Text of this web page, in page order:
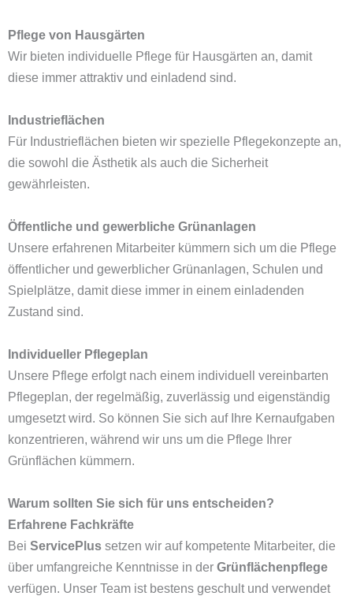
Pflege von Hausgärten
Wir bieten individuelle Pflege für Hausgärten an, damit
diese immer attraktiv und einladend sind.
Industrieflächen
Für Industrieflächen bieten wir spezielle Pflegekonzepte an,
die sowohl die Ästhetik als auch die Sicherheit
gewährleisten.
Öffentliche und gewerbliche Grünanlagen
Unsere erfahrenen Mitarbeiter kümmern sich um die Pflege
öffentlicher und gewerblicher Grünanlagen, Schulen und
Spielplätze, damit diese immer in einem einladenden
Zustand sind.
Individueller Pflegeplan
Unsere Pflege erfolgt nach einem individuell vereinbarten
Pflegeplan, der regelmäßig, zuverlässig und eigenständig
umgesetzt wird. So können Sie sich auf Ihre Kernaufgaben
konzentrieren, während wir uns um die Pflege Ihrer
Grünflächen kümmern.
Warum sollten Sie sich für uns entscheiden?
Erfahrene Fachkräfte
Bei ServicePlus setzen wir auf kompetente Mitarbeiter, die
über umfangreiche Kenntnisse in der Grünflächenpflege
verfügen. Unser Team ist bestens geschult und verwendet